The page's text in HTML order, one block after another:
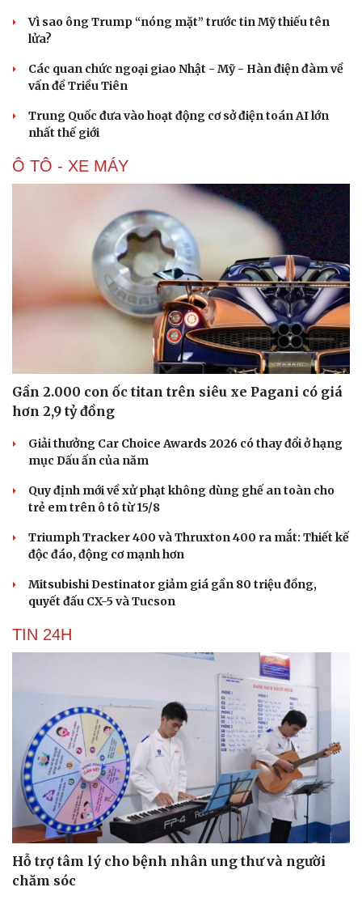
Du lịch
Tư vấn
check-in
Podcast
Cửa sổ tình yêu
Hạt giống tâm hồn
Vì sao ông Trump “nóng mặt” trước tin Mỹ thiếu tên
lửa?
Các quan chức ngoại giao Nhật - Mỹ - Hàn điện đàm về
vấn đề Triều Tiên
Trung Quốc đưa vào hoạt động cơ sở điện toán AI lớn
nhất thế giới
Ô TÔ - XE MÁY
Gần 2.000 con ốc titan trên siêu xe Pagani có giá
hơn 2,9 tỷ đồng
Giải thưởng Car Choice Awards 2026 có thay đổi ở hạng
mục Dấu ấn của năm
Quy định mới về xử phạt không dùng ghế an toàn cho
trẻ em trên ô tô từ 15/8
Triumph Tracker 400 và Thruxton 400 ra mắt: Thiết kế
độc đáo, động cơ mạnh hơn
Mitsubishi Destinator giảm giá gần 80 triệu đồng,
quyết đấu CX-5 và Tucson
TIN 24H
Hỗ trợ tâm lý cho bệnh nhân ung thư và người
chăm sóc